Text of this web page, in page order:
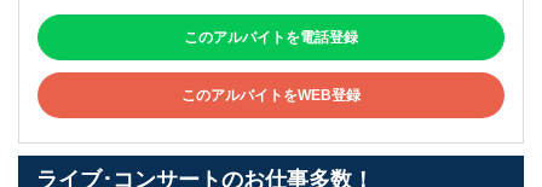
このアルバイトを電話登録
このアルバイトをWEB登録
ライブ･コンサートのお仕事多数！